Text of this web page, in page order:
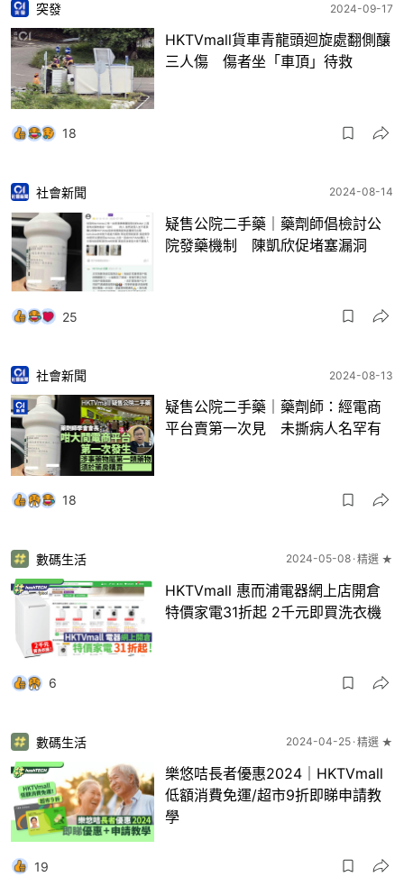
突發 2024-09-17
HKTVmall貨車青龍頭迴旋處翻側釀
三人傷 傷者坐「車頂」待救
18
社會新聞 2024-08-14
疑售公院二手藥｜藥劑師倡檢討公
院發藥機制 陳凱欣促堵塞漏洞
25
社會新聞 2024-08-13
疑售公院二手藥｜藥劑師：經電商
平台賣第一次見 未撕病人名罕有
18
數碼生活 2024-05-08 精選 ★
HKTVmall 惠而浦電器網上店開倉
特價家電31折起 2千元即買洗衣機
6
數碼生活 2024-04-25 精選 ★
樂悠咭長者優惠2024｜HKTVmall
低額消費免運/超市9折即睇申請教
學
19